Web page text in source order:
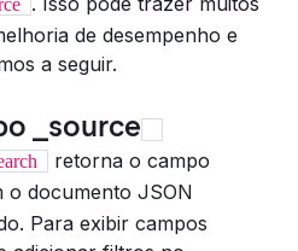
de desempenho e
a seguir.
_source
retorna o campo
o documento JSON
Para exibir campos